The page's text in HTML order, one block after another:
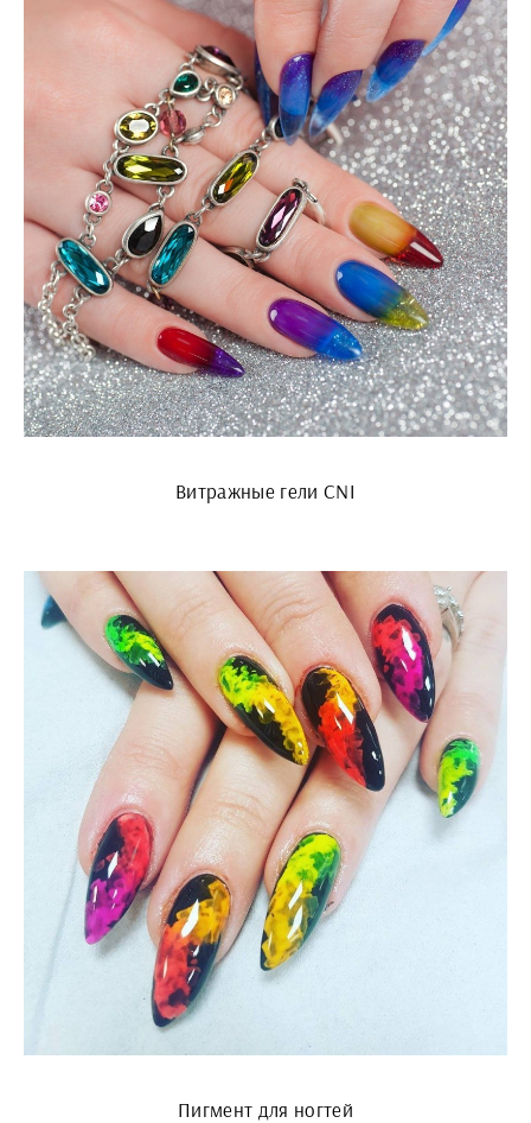
Витражные гели CNI
Пигмент для ногтей